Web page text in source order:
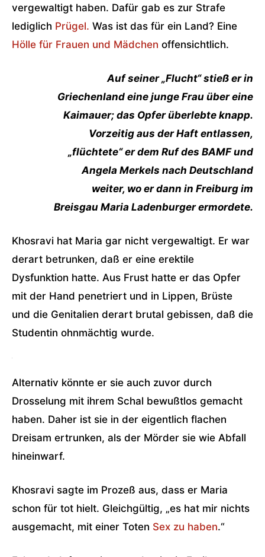
vergewaltigt haben. Dafür gab es zur Strafe
lediglich Prügel. Was ist das für ein Land? Eine
Hölle für Frauen und Mädchen offensichtlich.
Auf seiner „Flucht“ stieß er in
Griechenland eine junge Frau über eine
Kaimauer; das Opfer überlebte knapp.
Vorzeitig aus der Haft entlassen,
„flüchtete“ er dem Ruf des BAMF und
Angela Merkels nach Deutschland
weiter, wo er dann in Freiburg im
Breisgau Maria Ladenburger ermordete.
Khosravi hat Maria gar nicht vergewaltigt. Er war
derart betrunken, daß er eine erektile
Dysfunktion hatte. Aus Frust hatte er das Opfer
mit der Hand penetriert und in Lippen, Brüste
und die Genitalien derart brutal gebissen, daß die
Studentin ohnmächtig wurde.
Alternativ könnte er sie auch zuvor durch
Drosselung mit ihrem Schal bewußtlos gemacht
haben. Daher ist sie in der eigentlich flachen
Dreisam ertrunken, als der Mörder sie wie Abfall
hineinwarf.
Khosravi sagte im Prozeß aus, dass er Maria
schon für tot hielt. Gleichgültig, „es hat mir nichts
ausgemacht, mit einer Toten Sex zu haben.“